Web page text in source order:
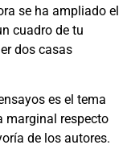
se ha ampliado el
cuadro de tu
dos casas
es el tema
marginal respecto
de los autores.